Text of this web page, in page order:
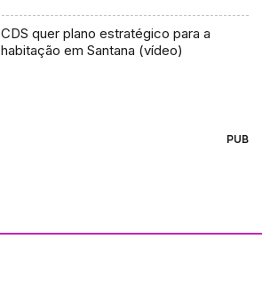
CDS quer plano estratégico para a
habitação em Santana (vídeo)
PUB